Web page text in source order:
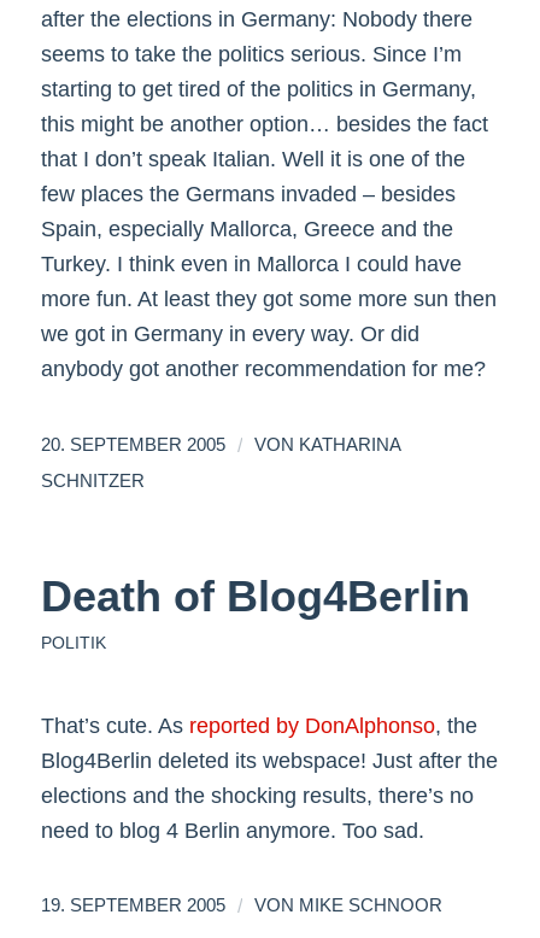
after the elections in Germany: Nobody there
seems to take the politics serious. Since I’m
starting to get tired of the politics in Germany,
this might be another option… besides the fact
that I don’t speak Italian. Well it is one of the
few places the Germans invaded – besides
Spain, especially Mallorca, Greece and the
Turkey. I think even in Mallorca I could have
more fun. At least they got some more sun then
we got in Germany in every way. Or did
anybody got another recommendation for me?
20. SEPTEMBER 2005 / VON KATHARINA
SCHNITZER
Death of Blog4Berlin
POLITIK
That’s cute. As reported by DonAlphonso, the
Blog4Berlin deleted its webspace! Just after the
elections and the shocking results, there’s no
need to blog 4 Berlin anymore. Too sad.
19. SEPTEMBER 2005 / VON MIKE SCHNOOR